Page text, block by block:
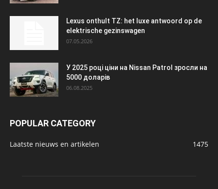
Lexus onthult TZ: het luxe antwoord op de
elektrische gezinswagen
07.05.2026
У 2025 році ціни на Nissan Patrol зросли на
5000 доларів
06.08.2025
POPULAR CATEGORY
Laatste nieuws en artikelen 1475